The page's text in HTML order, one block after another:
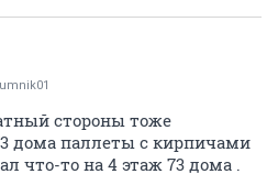
umnik01
стороны тоже
дома паллеты с кирпичами
что-то на 4 этаж 73 дома .